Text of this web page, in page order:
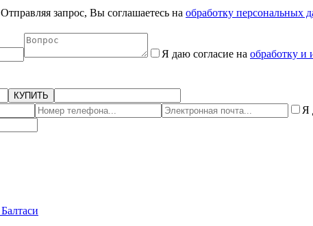
Отправляя запрос, Вы соглашаетесь на обработку персональных
Я даю согласие на обработку и
КУПИТЬ
Я
Балтаси